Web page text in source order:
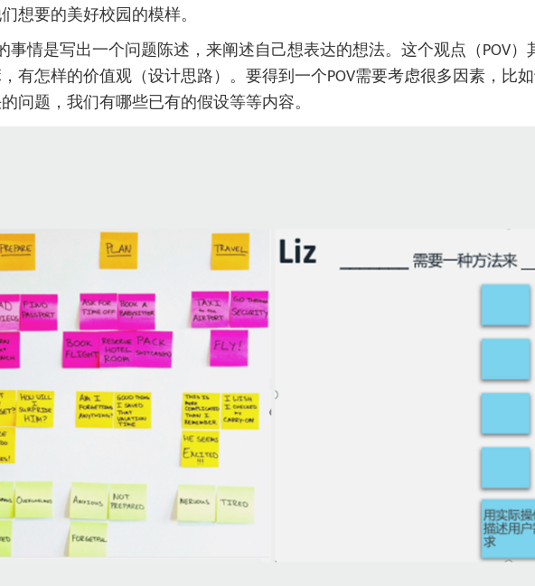
想要的美好校园的模样。
事情是写出一个问题陈述，来阐述自己想表达的想法。这个观点（POV
有怎样的价值观（设计思路）。要得到一个POV需要考虑很多因素，比
问题，我们有哪些已有的假设等等内容。